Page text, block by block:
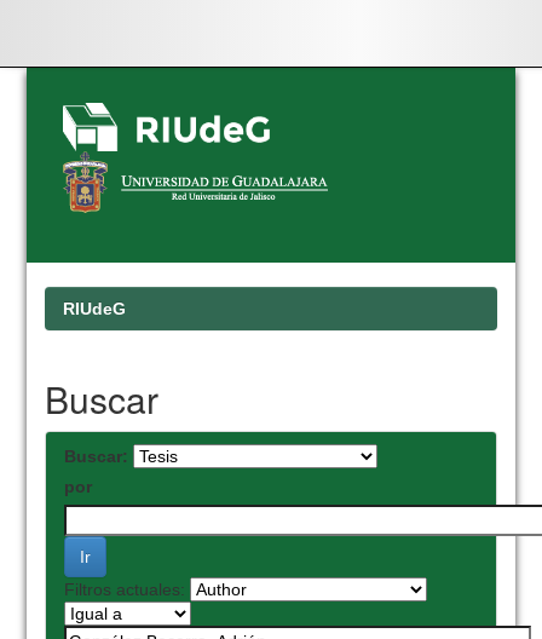
Skip
navigation
RIUdeG
Buscar
Buscar:
por
Filtros actuales: